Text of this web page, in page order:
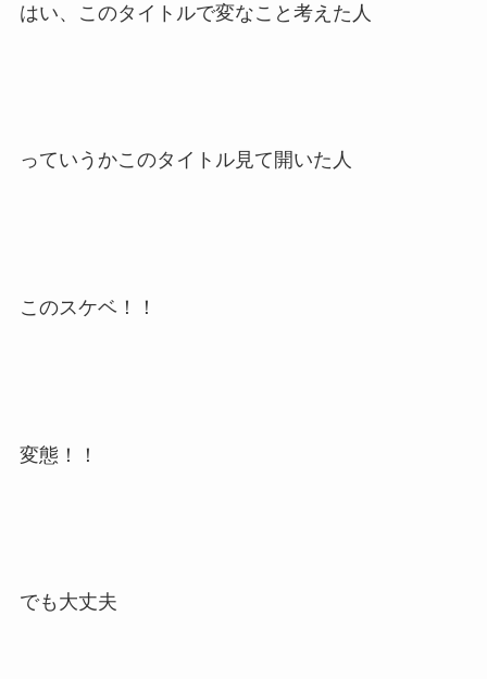
はい、このタイトルで変なこと考えた人
っていうかこのタイトル見て開いた人
このスケベ！！
変態！！
でも大丈夫